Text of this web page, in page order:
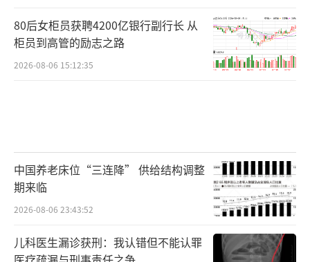
80后女柜员获聘4200亿银行副行长 从
柜员到高管的励志之路
2026-08-06 15:12:35
中国养老床位“三连降” 供给结构调整
期来临
2026-08-06 23:43:52
儿科医生漏诊获刑：我认错但不能认罪